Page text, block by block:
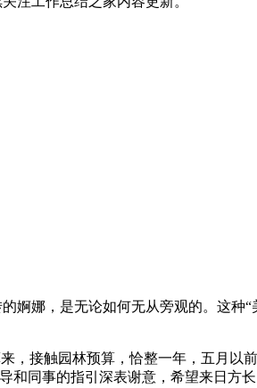
婀娜，是无论如何无从旁观的。这种“
接触园林预算，恰整一年，五月以前
和同事的指引深表谢意，希望来日方